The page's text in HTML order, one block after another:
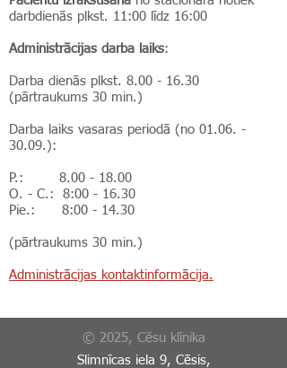
darbdienās plkst. 11:00 līdz 16:00
Administrācijas darba laiks:
Darba dienās plkst. 8.00 - 16.30
(pārtraukums 30 min.)
Darba laiks vasaras periodā (no 01.06. -
30.09.):
P.: 8.00 - 18.00
O. - C.: 8:00 - 16.30
Pie.: 8:00 - 14.30
(pārtraukums 30 min.)
Administrācijas kontaktinformācija.
© 2025, Cēsu klīnika
Slimnīcas iela 9, Cēsis,